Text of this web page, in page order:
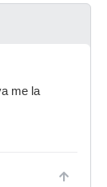
me la